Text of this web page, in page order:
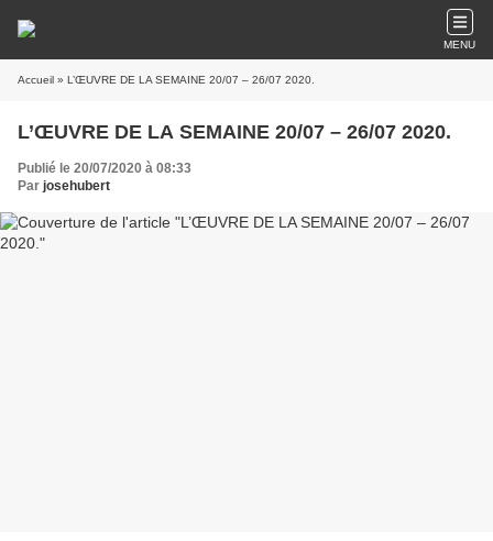
MENU
Accueil » L’ŒUVRE DE LA SEMAINE 20/07 – 26/07 2020.
L’ŒUVRE DE LA SEMAINE 20/07 – 26/07 2020.
Publié le 20/07/2020 à 08:33
Par josehubert